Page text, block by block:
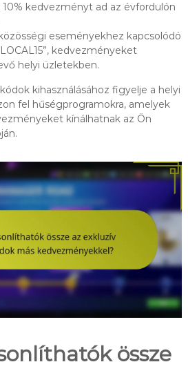
10% kedvezményt ad az évfordulón
eseményekhez kapcsolódó
kedvezményeket
helyi üzletekben.
kihasználásához figyelje a helyi
fel hűségprogramokra, amelyek
kínálhatnak az Ön
össze